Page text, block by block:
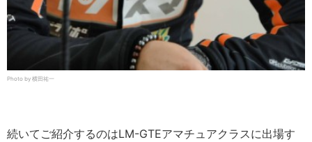
Photo by 横田祐一
続いてご紹介するのはLM-GTEアマチュアクラスに出場す